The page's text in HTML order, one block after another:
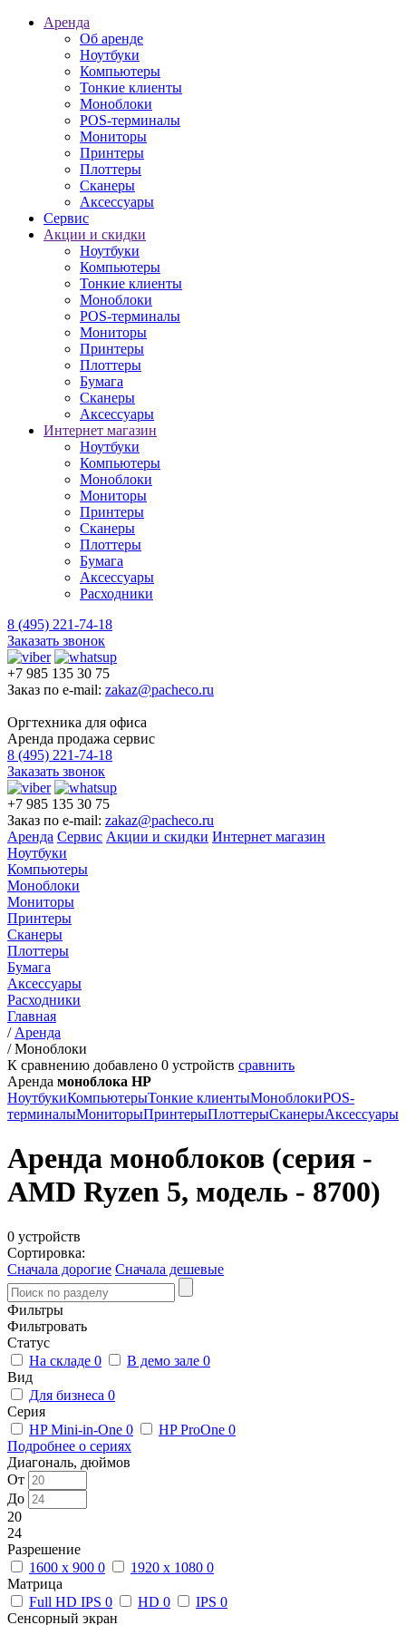
Аренда
Об аренде
Ноутбуки
Компьютеры
Тонкие клиенты
Моноблоки
POS-терминалы
Мониторы
Принтеры
Плоттеры
Сканеры
Аксессуары
Сервис
Акции и скидки
Ноутбуки
Компьютеры
Тонкие клиенты
Моноблоки
POS-терминалы
Мониторы
Принтеры
Плоттеры
Бумага
Сканеры
Аксессуары
Интернет магазин
Ноутбуки
Компьютеры
Моноблоки
Мониторы
Принтеры
Сканеры
Плоттеры
Бумага
Аксессуары
Расходники
8 (495) 221-74-18
Заказать звонок
+7 985 135 30 75
Заказ по e-mail: zakaz@pacheco.ru
Оргтехника для офиса
Аренда продажа сервис
8 (495) 221-74-18
Заказать звонок
+7 985 135 30 75
Заказ по e-mail: zakaz@pacheco.ru
Аренда Сервис Акции и скидки Интернет магазин
Ноутбуки
Компьютеры
Моноблоки
Мониторы
Принтеры
Сканеры
Плоттеры
Бумага
Аксессуары
Расходники
Главная
/ Аренда
/Моноблоки
К сравнению добавлено 0 устройств сравнить
Аренда моноблока HP
НоутбукиКомпьютерыТонкие клиентыМоноблокиPOS-
терминалыМониторыПринтерыПлоттерыСканерыАксессуары
Аренда моноблоков (серия -
AMD Ryzen 5, модель - 8700)
0 устройств
Сортировка:
Сначала дорогие Сначала дешевые
Фильтры
Фильтровать
Статус
На складе 0 В демо зале 0
Вид
Для бизнеса 0
Серия
HP Mini-in-One 0 HP ProOne 0
Подробнее о сериях
Диагональ, дюймов
От
До
20
24
Разрешение
1600 x 900 0 1920 x 1080 0
Матрица
Full HD IPS 0 HD 0 IPS 0
Сенсорный экран